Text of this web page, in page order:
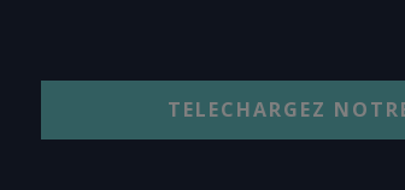
TELECHARGEZ